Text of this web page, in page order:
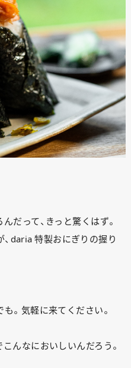
だって、きっと驚くはず。
daria 特製おにぎりの握り
。気軽に来てください。
んなにおいしいんだろう。